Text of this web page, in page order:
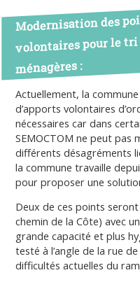
Modernisationdes
volontairespour le
ménagères :
Actuellement, la
d’apports volontaires
nécessaires car dans
SEMOCTOM ne peut pas
différents désagréments
la commune travaille
pour proposer une
Deux de ces points
chemin de la Côte) avec
grande capacité et plus
testé à l’angle de la rue
difficultés actuelles du